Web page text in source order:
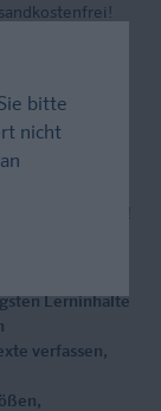
5. Klasse vor!
Lerninhalte
verfassen,
bitte
nicht